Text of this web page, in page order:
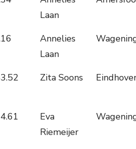
Laan
Annelies
Laan
Zita Soons
Eva
Riemeijer